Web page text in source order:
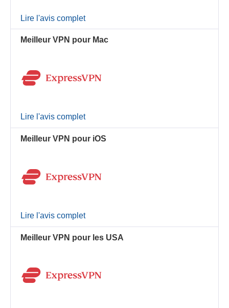
Lire l'avis complet
Meilleur VPN pour Mac
Lire l'avis complet
Meilleur VPN pour iOS
Lire l'avis complet
Meilleur VPN pour les USA